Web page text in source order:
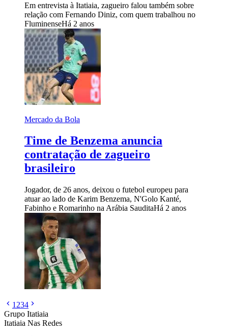
Em entrevista à Itatiaia, zagueiro falou também sobre
relação com Fernando Diniz, com quem trabalhou no
FluminenseHá 2 anos
Mercado da Bola
Time de Benzema anuncia
contratação de zagueiro
brasileiro
Jogador, de 26 anos, deixou o futebol europeu para
atuar ao lado de Karim Benzema, N'Golo Kanté,
Fabinho e Romarinho na Arábia SauditaHá 2 anos
1 234
Grupo Itatiaia
Itatiaia Nas Redes